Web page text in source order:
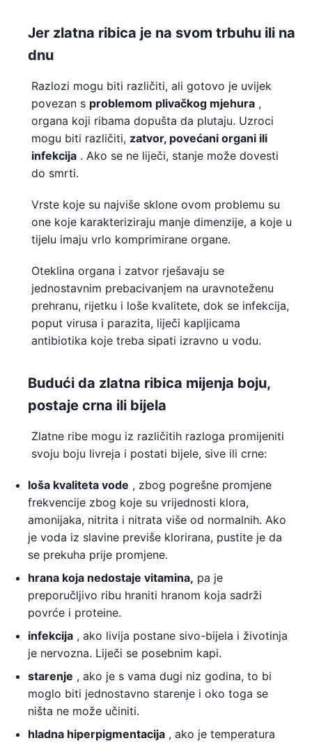
Jer zlatna ribica je na svom trbuhu ili na
dnu
Razlozi mogu biti različiti, ali gotovo je uvijek
povezan s problemom plivačkog mjehura ,
organa koji ribama dopušta da plutaju. Uzroci
mogu biti različiti, zatvor, povećani organi ili
infekcija . Ako se ne liječi, stanje može dovesti
do smrti.
Vrste koje su najviše sklone ovom problemu su
one koje karakteriziraju manje dimenzije, a koje u
tijelu imaju vrlo komprimirane organe.
Oteklina organa i zatvor rješavaju se
jednostavnim prebacivanjem na uravnoteženu
prehranu, rijetku i loše kvalitete, dok se infekcija,
poput virusa i parazita, liječi kapljicama
antibiotika koje treba sipati izravno u vodu.
Budući da zlatna ribica mijenja boju,
postaje crna ili bijela
Zlatne ribe mogu iz različitih razloga promijeniti
svoju boju livreja i postati bijele, sive ili crne:
loša kvaliteta vode , zbog pogrešne promjene
frekvencije zbog koje su vrijednosti klora,
amonijaka, nitrita i nitrata više od normalnih. Ako
je voda iz slavine previše klorirana, pustite je da
se prekuha prije promjene.
hrana koja nedostaje vitamina, pa je
preporučljivo ribu hraniti hranom koja sadrži
povrće i proteine.
infekcija , ako livija postane sivo-bijela i životinja
je nervozna. Liječi se posebnim kapi.
starenje , ako je s vama dugi niz godina, to bi
moglo biti jednostavno starenje i oko toga se
ništa ne može učiniti.
hladna hiperpigmentacija , ako je temperatura